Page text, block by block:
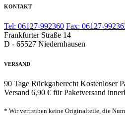
KONTAKT
Tel: 06127-992360 Fax: 06127-
Frankfurter Straße 14
D - 65527 Niedernhausen
VERSAND
90 Tage Rückgaberecht Kostenloser
Versand 6,90 € für Paketversand
* Wir vertreiben keine Originalteile, die